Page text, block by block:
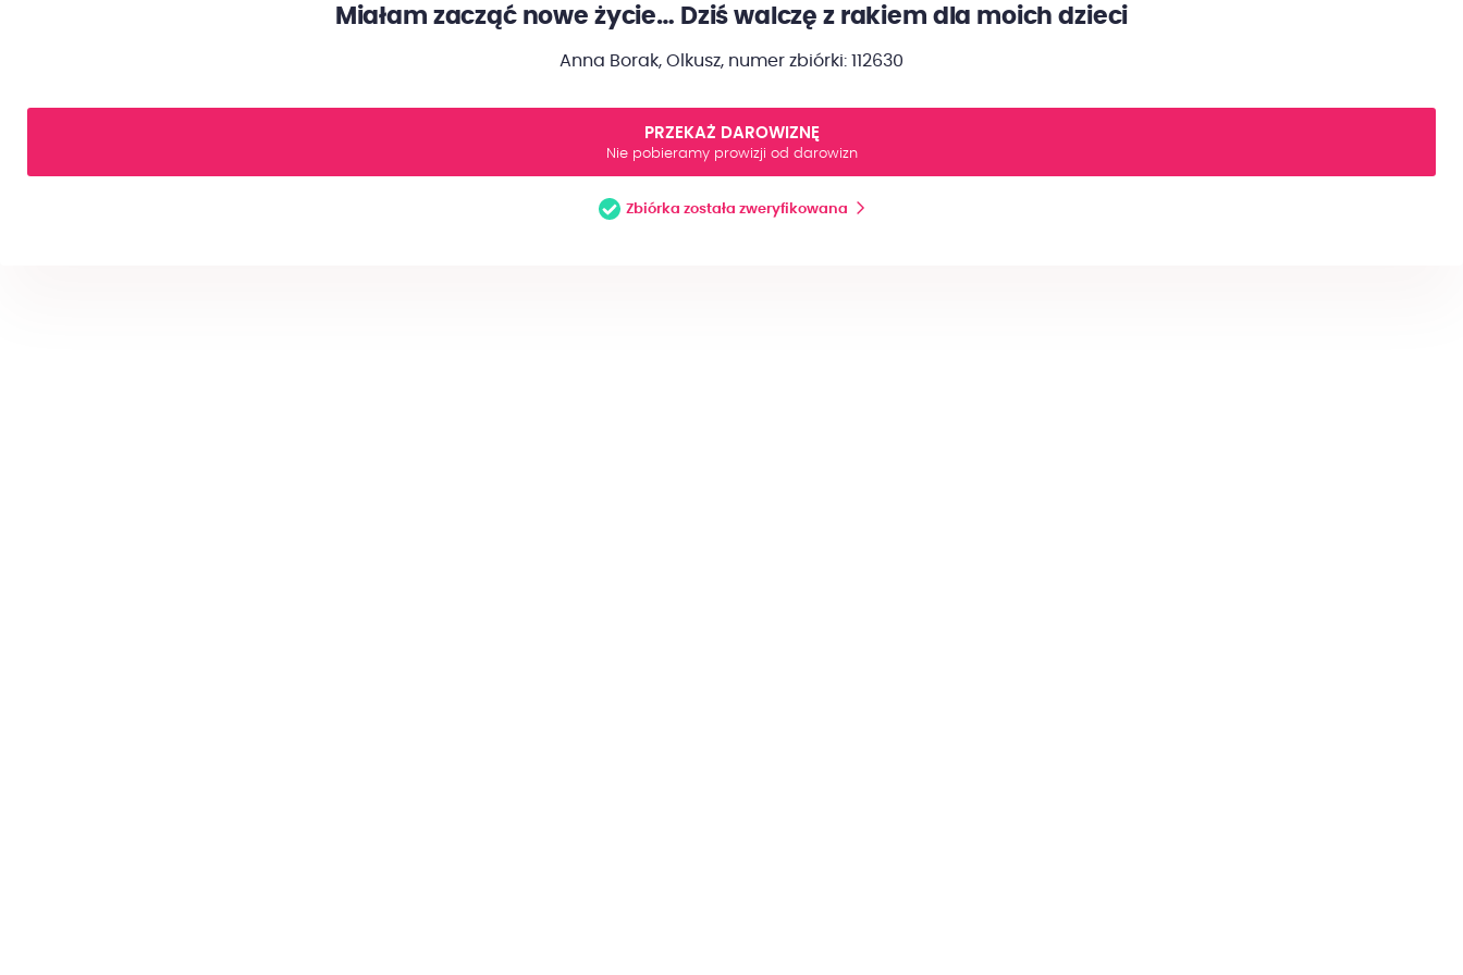
Miałam zacząć nowe życie… Dziś walczę z rakiem dla moich dzieci
Anna Borak, Olkusz, numer zbiórki: 112630
PRZEKAŻ DAROWIZNĘ
Nie pobieramy prowizji od darowizn
Zbiórka została zweryfikowana